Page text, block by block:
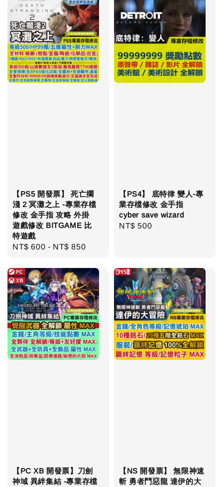
【PS5 開發票】 死亡擱
淺 2 冥灘之上 -專業存檔
修改 金手指 攻略 外掛
遊戲修改 BITGAME 比
特遊戲
Regular
NT$ 600 - NT$ 850
【PS4】 底特律 變人-專
業存檔修改 金手指
cyber save wizard
Regular
NT$ 500
【PC XB 開發票】刀劍
神域 異絆集結 -專業存檔
【NS 開發票】 無限神速
斬 勇者鬥惡龍 達伊的大